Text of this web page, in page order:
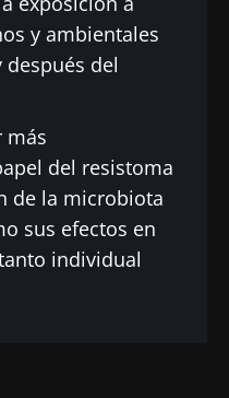
y ambientales
del
más
del resistoma
de la microbiota
sus efectos en
individual